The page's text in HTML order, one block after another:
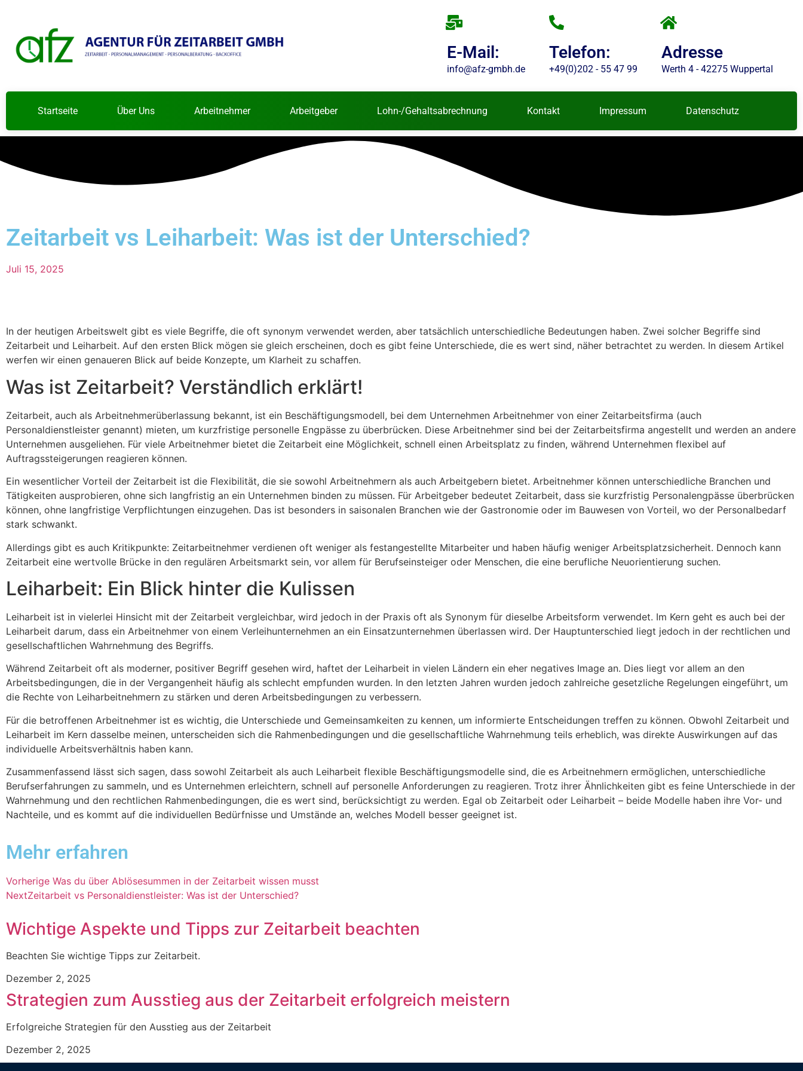
E-Mail:
info@afz-gmbh.de
Telefon:
+49(0)202 - 55 47 99
Adresse
Werth 4 - 42275 Wuppertal
Startseite Über Uns Arbeitnehmer Arbeitgeber Lohn-/Gehaltsabrechnung Kontakt Impressum Datenschutz
Zeitarbeit vs Leiharbeit: Was ist der Unterschied?
Juli 15, 2025
In der heutigen Arbeitswelt gibt es viele Begriffe, die oft synonym verwendet werden, aber tatsächlich unterschiedliche Bedeutungen haben. Zwei solcher Begriffe sind
Zeitarbeit und Leiharbeit. Auf den ersten Blick mögen sie gleich erscheinen, doch es gibt feine Unterschiede, die es wert sind, näher betrachtet zu werden. In diesem Artikel
werfen wir einen genaueren Blick auf beide Konzepte, um Klarheit zu schaffen.
Was ist Zeitarbeit? Verständlich erklärt!
Zeitarbeit, auch als Arbeitnehmerüberlassung bekannt, ist ein Beschäftigungsmodell, bei dem Unternehmen Arbeitnehmer von einer Zeitarbeitsfirma (auch
Personaldienstleister genannt) mieten, um kurzfristige personelle Engpässe zu überbrücken. Diese Arbeitnehmer sind bei der Zeitarbeitsfirma angestellt und werden an andere
Unternehmen ausgeliehen. Für viele Arbeitnehmer bietet die Zeitarbeit eine Möglichkeit, schnell einen Arbeitsplatz zu finden, während Unternehmen flexibel auf
Auftragssteigerungen reagieren können.
Ein wesentlicher Vorteil der Zeitarbeit ist die Flexibilität, die sie sowohl Arbeitnehmern als auch Arbeitgebern bietet. Arbeitnehmer können unterschiedliche Branchen und
Tätigkeiten ausprobieren, ohne sich langfristig an ein Unternehmen binden zu müssen. Für Arbeitgeber bedeutet Zeitarbeit, dass sie kurzfristig Personalengpässe überbrücken
können, ohne langfristige Verpflichtungen einzugehen. Das ist besonders in saisonalen Branchen wie der Gastronomie oder im Bauwesen von Vorteil, wo der Personalbedarf
stark schwankt.
Allerdings gibt es auch Kritikpunkte: Zeitarbeitnehmer verdienen oft weniger als festangestellte Mitarbeiter und haben häufig weniger Arbeitsplatzsicherheit. Dennoch kann
Zeitarbeit eine wertvolle Brücke in den regulären Arbeitsmarkt sein, vor allem für Berufseinsteiger oder Menschen, die eine berufliche Neuorientierung suchen.
Leiharbeit: Ein Blick hinter die Kulissen
Leiharbeit ist in vielerlei Hinsicht mit der Zeitarbeit vergleichbar, wird jedoch in der Praxis oft als Synonym für dieselbe Arbeitsform verwendet. Im Kern geht es auch bei der
Leiharbeit darum, dass ein Arbeitnehmer von einem Verleihunternehmen an ein Einsatzunternehmen überlassen wird. Der Hauptunterschied liegt jedoch in der rechtlichen und
gesellschaftlichen Wahrnehmung des Begriffs.
Während Zeitarbeit oft als moderner, positiver Begriff gesehen wird, haftet der Leiharbeit in vielen Ländern ein eher negatives Image an. Dies liegt vor allem an den
Arbeitsbedingungen, die in der Vergangenheit häufig als schlecht empfunden wurden. In den letzten Jahren wurden jedoch zahlreiche gesetzliche Regelungen eingeführt, um
die Rechte von Leiharbeitnehmern zu stärken und deren Arbeitsbedingungen zu verbessern.
Für die betroffenen Arbeitnehmer ist es wichtig, die Unterschiede und Gemeinsamkeiten zu kennen, um informierte Entscheidungen treffen zu können. Obwohl Zeitarbeit und
Leiharbeit im Kern dasselbe meinen, unterscheiden sich die Rahmenbedingungen und die gesellschaftliche Wahrnehmung teils erheblich, was direkte Auswirkungen auf das
individuelle Arbeitsverhältnis haben kann.
Zusammenfassend lässt sich sagen, dass sowohl Zeitarbeit als auch Leiharbeit flexible Beschäftigungsmodelle sind, die es Arbeitnehmern ermöglichen, unterschiedliche
Berufserfahrungen zu sammeln, und es Unternehmen erleichtern, schnell auf personelle Anforderungen zu reagieren. Trotz ihrer Ähnlichkeiten gibt es feine Unterschiede in der
Wahrnehmung und den rechtlichen Rahmenbedingungen, die es wert sind, berücksichtigt zu werden. Egal ob Zeitarbeit oder Leiharbeit – beide Modelle haben ihre Vor- und
Nachteile, und es kommt auf die individuellen Bedürfnisse und Umstände an, welches Modell besser geeignet ist.
Mehr erfahren
Vorherige Was du über Ablösesummen in der Zeitarbeit wissen musst
NextZeitarbeit vs Personaldienstleister: Was ist der Unterschied?
Wichtige Aspekte und Tipps zur Zeitarbeit beachten
Beachten Sie wichtige Tipps zur Zeitarbeit.
Dezember 2, 2025
Strategien zum Ausstieg aus der Zeitarbeit erfolgreich meistern
Erfolgreiche Strategien für den Ausstieg aus der Zeitarbeit
Dezember 2, 2025